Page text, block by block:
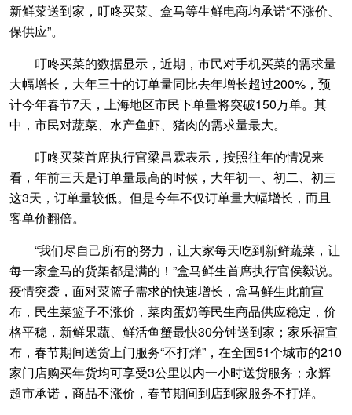
新鲜菜送到家，叮咚买菜、盒马等生鲜电商均承诺“不涨价、
保供应”。
叮咚买菜的数据显示，近期，市民对手机买菜的需求量
大幅增长，大年三十的订单量同比去年增长超过200%，预
计今年春节7天，上海地区市民下单量将突破150万单。其
中，市民对蔬菜、水产鱼虾、猪肉的需求量最大。
叮咚买菜首席执行官梁昌霖表示，按照往年的情况来
看，年前三天是订单量最高的时候，大年初一、初二、初三
这3天，订单量较低。但是今年不仅订单量大幅增长，而且
客单价翻倍。
“我们尽自己所有的努力，让大家每天吃到新鲜蔬菜，让
每一家盒马的货架都是满的！”盒马鲜生首席执行官侯毅说。
疫情突袭，面对菜篮子需求的快速增长，盒马鲜生此前宣
布，民生菜篮子不涨价，菜肉蛋奶等民生商品供应稳定，价
格平稳，新鲜果蔬、鲜活鱼蟹最快30分钟送到家；家乐福宣
布，春节期间送货上门服务“不打烊”，在全国51个城市的210
家门店购买年货均可享受3公里以内一小时送货服务；永辉
超市承诺，商品不涨价，春节期间到店到家服务不打烊。